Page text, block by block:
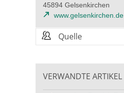
45894 Gelsenkirchen
www.gelsenkirchen.de
Quelle
VERWANDTE ARTIKEL